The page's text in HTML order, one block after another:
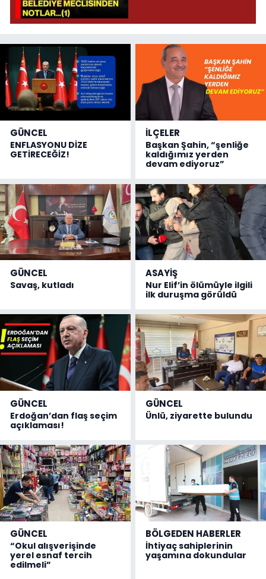
GÜNCEL
ENFLASYONU DİZE
GETİRECEĞİZ!
İLÇELER
Başkan Şahin, “şenliğe
kaldığımız yerden
devam ediyoruz”
GÜNCEL
Savaş, kutladı
ASAYİŞ
Nur Elif’in ölümüyle ilgili
ilk duruşma görüldü
GÜNCEL
Erdoğan’dan flaş seçim
açıklaması!
GÜNCEL
Ünlü, ziyarette bulundu
GÜNCEL
“Okul alışverişinde
yerel esnaf tercih
edilmeli”
BÖLGEDEN HABERLER
İhtiyaç sahiplerinin
yaşamına dokundular